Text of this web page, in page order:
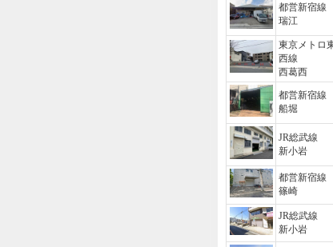
都営新宿線
瑞江
東京メトロ
西線
西葛西
都営新宿線
船堀
JR総武線
新小岩
都営新宿線
篠崎
JR総武線
新小岩